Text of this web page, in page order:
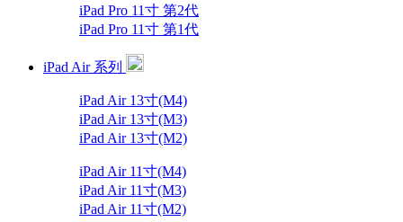
iPad Pro 11寸 第2代
iPad Pro 11寸 第1代
iPad Air 系列
iPad Air 13寸(M4)
iPad Air 13寸(M3)
iPad Air 13寸(M2)
iPad Air 11寸(M4)
iPad Air 11寸(M3)
iPad Air 11寸(M2)